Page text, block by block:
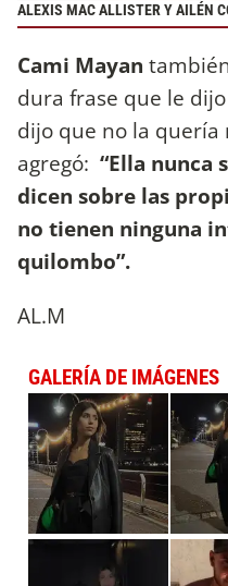
ALEXIS MAC ALLISTER Y AILÉN
Cami Mayan
dura frase que le
dijo que no la
agregó: “Ella nunca
dicen sobre las
no tienen ninguna
quilombo”.
AL.M
GALERÍA DE IMÁGENES